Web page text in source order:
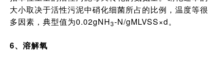
大小取决于活性污泥中硝化细菌所占的比例，温度等很
多因素，典型值为0.02gNH3-N/gMLVSS×d。
6、溶解氧